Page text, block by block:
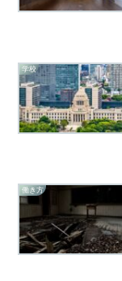
学校
働き方